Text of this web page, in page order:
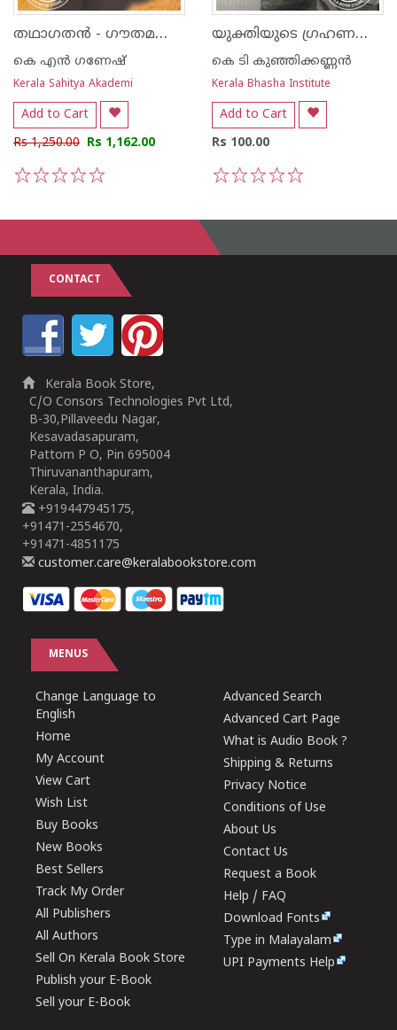
തഥാഗതന്‍ - ഗൗതമബുദ്ധന്റെ വഴികള്‍
കെ എന്‍ ഗണേഷ്
Kerala Sahitya Akademi
Add to Cart
Rs 1,250.00 Rs 1,162.00
യുക്തിയുടെ ഗ്രഹണകാലം
കെ ടി കുഞ്ഞിക്കണ്ണന്‍
Kerala Bhasha Institute
Add to Cart
Rs 100.00
CONTACT
Kerala Book Store,
C/O Consors Technologies Pvt Ltd,
B-30,Pillaveedu Nagar,
Kesavadasapuram,
Pattom P O, Pin 695004
Thiruvananthapuram,
Kerala, India.
+919447945175,
+91471-2554670,
+91471-4851175
customer.care@keralabookstore.com
MENUS
Change Language to
English
Home
My Account
View Cart
Wish List
Buy Books
New Books
Best Sellers
Track My Order
All Publishers
All Authors
Sell On Kerala Book Store
Publish your E-Book
Sell your E-Book
Advanced Search
Advanced Cart Page
What is Audio Book ?
Shipping & Returns
Privacy Notice
Conditions of Use
About Us
Contact Us
Request a Book
Help / FAQ
Download Fonts
Type in Malayalam
UPI Payments Help